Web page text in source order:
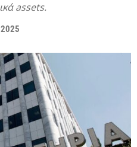
assets.
2025